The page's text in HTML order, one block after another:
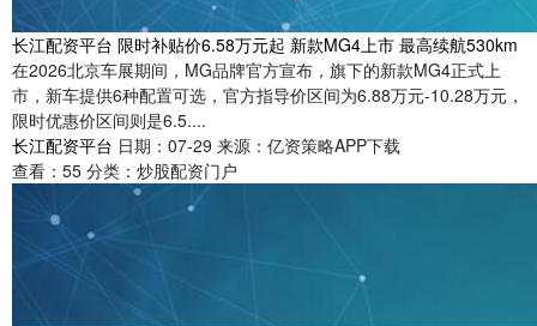
长江配资平台 限时补贴价6.58万元起 新款MG4上市 最高续航530km
在2026北京车展期间，MG品牌官方宣布，旗下的新款MG4正式上
市，新车提供6种配置可选，官方指导价区间为6.88万元-10.28万元，
限时优惠价区间则是6.5....
长江配资平台 日期：07-29 来源：亿资策略APP下载
查看： 55 分类： 炒股配资门户